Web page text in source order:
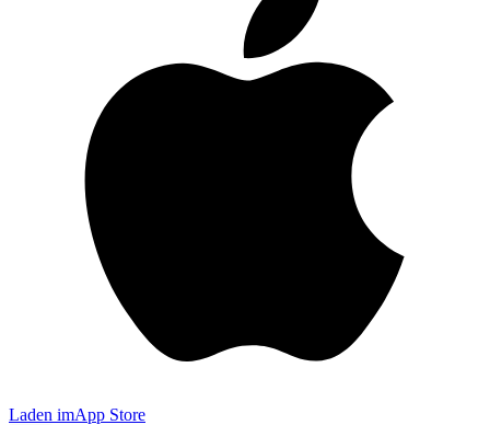
Laden imApp Store